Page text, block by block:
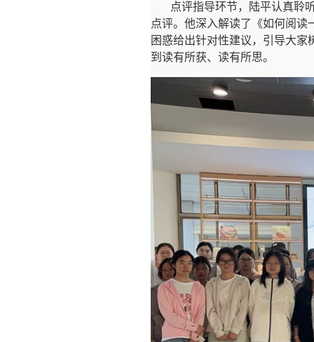
点评指导环节，陆平认真聆
点评。他深入解读了《如何阅
困惑给出针对性建议，引导大
到读有所获、读有所思。